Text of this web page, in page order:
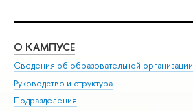
О КАМПУСЕ
Сведения об образовательной организации
Руководство и структура
Подразделения